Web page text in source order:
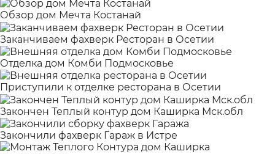
Обзор дом Мечта Костанай
Заканчиваем фахверк Ресторан в Осетии
Отделка дом Комби Подмосковье
Приступили к отделке ресторана в Осетии
Закончен Теплый контур дом Каширка Мск.обл
Закончили фахверк Гараж в Истре